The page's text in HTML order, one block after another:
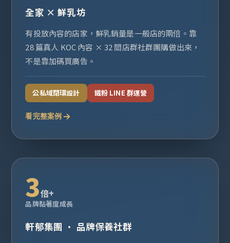
全家 × 鮮乳坊
有投放內容的店家，鮮乳銷量是一般店的兩倍。靠
28 篇真人 KOC 內容 × 32 間店群社群團購做出來，
不是靠加碼買廣告。
公私域閉環設計 鐵粉 LINE 群運營
看完整案例
3倍+
品牌黏著度成長
軒郁集團 · 品牌保養社群